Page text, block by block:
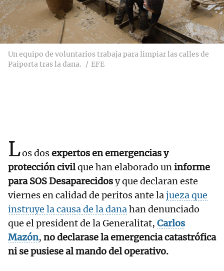
Un equipo de voluntarios trabaja para limpiar las calles de
Paiporta tras la dana.
EFE
Los dosexpertos en emergencias y
protección civilque han elaborado uninforme
para SOS Desaparecidosy que declaran este
viernes en calidad de peritos ante lajueza que
instruye la causa de la danahan denunciado
que el president de la Generalitat, Carlos
Mazón, no declarase la emergencia catastrófica
ni se pusiese al mando del operativo.